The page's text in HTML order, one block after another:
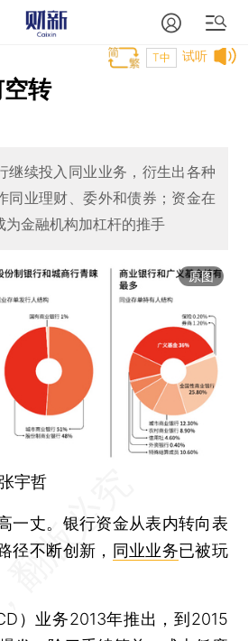
试听
T中
空转
继续投入同业业务，衍生出各种
同业理财、委外和债券；资金在
为金融机构加杠杆的推手
原图
宇哲
丈。银行资金从表内转向表
径不断创新， 同业业务已被玩
）业务2013年推出，到2015